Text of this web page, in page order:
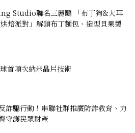
Studio聯名三麗鷗 「布丁狗&大耳
焙派對」解鎖布丁麵包、造型貝果製
首項次納米晶片技術
詐騙行動！串聯社群推廣防詐教育、力
守護民眾財產